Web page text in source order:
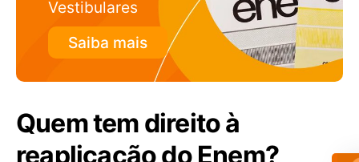
Vestibulares
Saiba mais
Quem tem direito à
reaplicação do Enem?